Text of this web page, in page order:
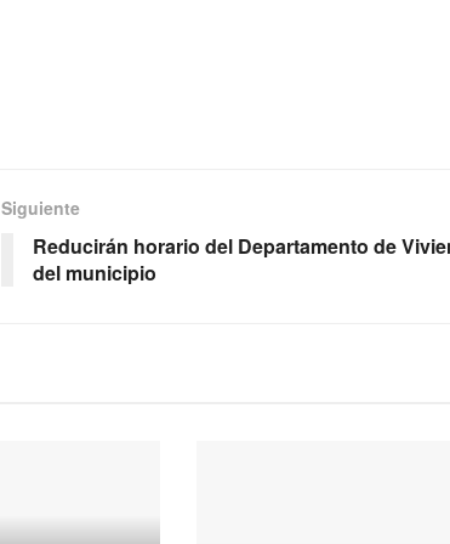
Siguiente
Reducirán horario del Departamento de
del municipio